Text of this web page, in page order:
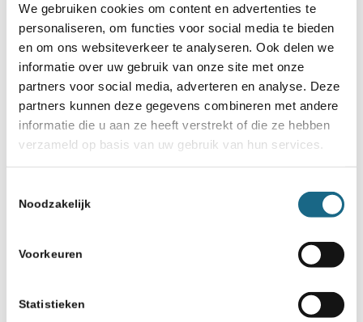
We gebruiken cookies om content en advertenties te
personaliseren, om functies voor social media te bieden
en om ons websiteverkeer te analyseren. Ook delen we
informatie over uw gebruik van onze site met onze
partners voor social media, adverteren en analyse. Deze
partners kunnen deze gegevens combineren met andere
informatie die u aan ze heeft verstrekt of die ze hebben
verzameld op basis van uw gebruik van hun services.
Noodzakelijk
Voorkeuren
Statistieken
maar afwachten of Alex de stijgende lijn
kan doorzetten. Hij is in ieder geval op de
goede weg!
Schaaknieuws
Deel dit stuk